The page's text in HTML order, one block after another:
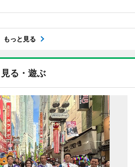
もっと見る
見る・遊ぶ